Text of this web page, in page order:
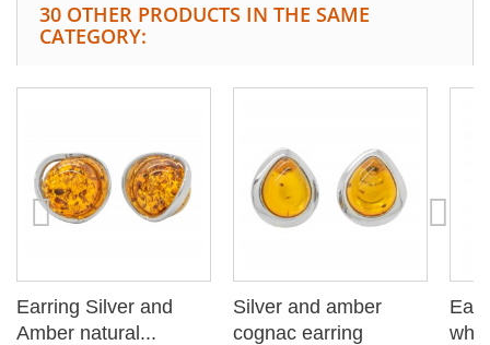
30 OTHER PRODUCTS IN THE SAME
CATEGORY:
Earring Silver and
Amber natural...
Silver and amber
cognac earring